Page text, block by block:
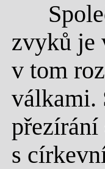
zvyků je
v tom
válkami.
přezírání
s